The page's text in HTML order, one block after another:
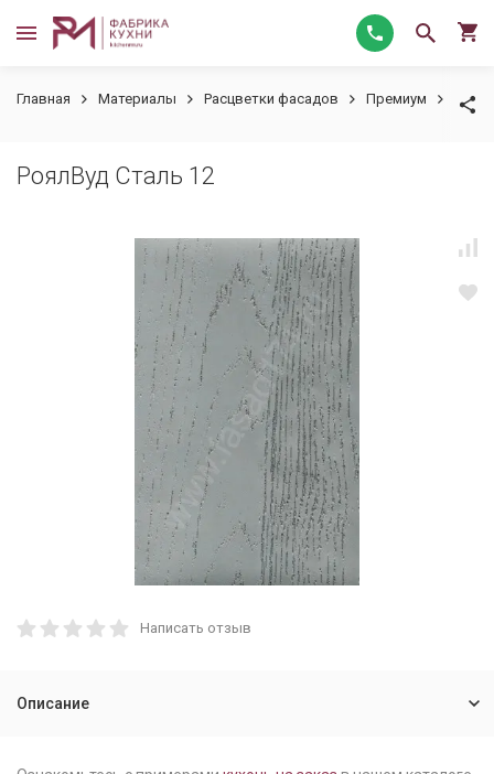
Главная Материалы Расцветки фасадов Премиум
РоялВуд Сталь 12
Написать отзыв
Описание